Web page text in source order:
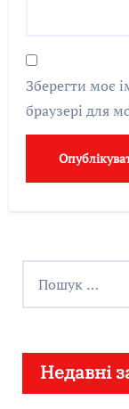
Зберегти моє
браузері для
:
Недавні